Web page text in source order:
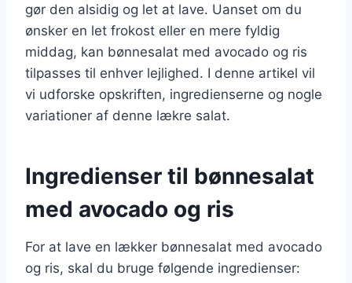
gør den alsidig og let at lave. Uanset om du
ønsker en let frokost eller en mere fyldig
middag, kan bønnesalat med avocado og ris
tilpasses til enhver lejlighed. I denne artikel vil
vi udforske opskriften, ingredienserne og nogle
variationer af denne lækre salat.
Ingredienser til bønnesalat
med avocado og ris
For at lave en lækker bønnesalat med avocado
og ris, skal du bruge følgende ingredienser: